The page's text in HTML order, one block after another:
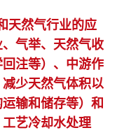
天然气行业的应
气举、天然气收
注等）、中游作
少天然气体积以
输和储存等）和
工艺冷却水处理